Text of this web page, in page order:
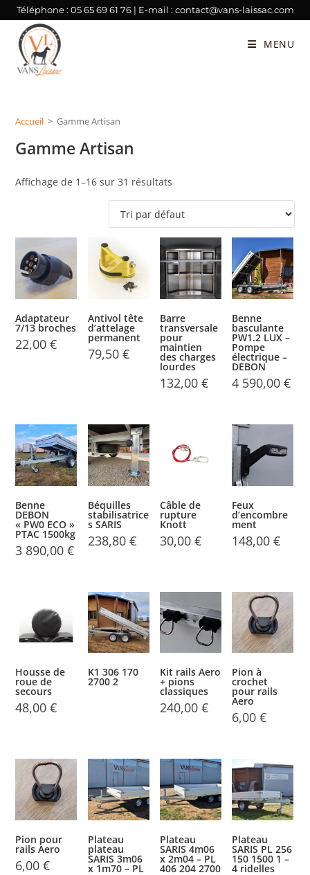
Téléphone : 05 65 69 61 76| E-mail : contact@vans-laissac.com
MENU
Accueil > Gamme Artisan
Gamme Artisan
Affichage de 1–16 sur 31 résultats
Adaptateur
7/13 broches
22,00€
Antivol tête
d’attelage
permanent
79,50 €
Barre
transversale
pour
maintien
des charges
lourdes
132,00 €
Benne
basculante
PW1.2 LUX –
Pompe
électrique –
DEBON
4 590,00€
Benne
DEBON
« PW0 ECO »
PTAC 1500kg
3 890,00€
Béquilles
stabilisatrice
s SARIS
238,80 €
Câble de
rupture
Knott
30,00 €
Feux
d’encombre
ment
148,00€
Housse de
roue de
secours
48,00€
K1 306 170
2700 2
Kit rails Aero
+ pions
classiques
240,00 €
Pion à
crochet
pour rails
Aero
6,00€
Pion pour
rails Aero
6,00€
Plateau
plateau
SARIS 3m06
x 1m70 – PL
Plateau
SARIS 4m06
x 2m04 – PL
406 204 2700
Plateau
SARIS PL 256
150 1500 1 –
4 ridelles